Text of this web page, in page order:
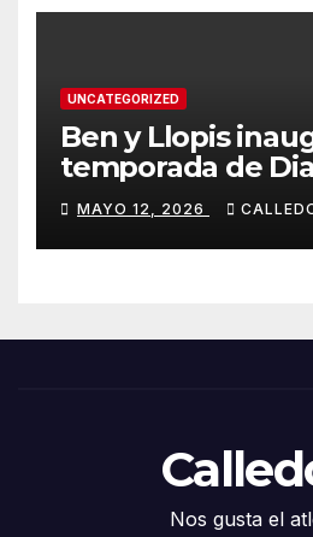
UNCATEGORIZED
Ben y Llopis
temporada de
MAYO 12, 2026
Nos gusta el